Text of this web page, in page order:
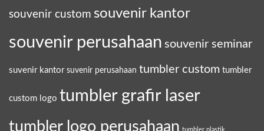
souvenir custom souvenir kantor
souvenir perusahaan souvenir seminar
suvenir kantor suvenir perusahaan tumbler custom tumbler
custom logo tumbler grafir laser
tumbler logo perusahaan tumbler plastik